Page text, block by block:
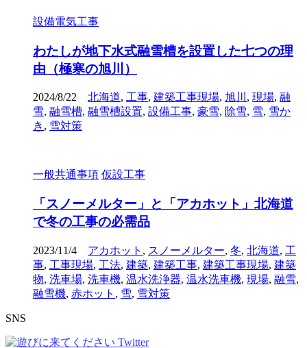
設備電気工事
わたしが地下水式融雪槽を設置した七つの理
由（極寒の旭川）
2024/8/22 北海道, 工事, 建築工事現場, 旭川 , 現場, 融
雪, 融雪槽, 融雪槽設置, 設備工事, 豪雪, 除雪, 雪, 雪か
き , 雪対策
一般共通事項 仮設工事
「スノーメルター」と「アカホット」北海道
で冬の工事の必需品
2023/11/4 アカホット , スノーメルター, 冬, 北海道, 工
事, 工事現場, 工法, 建築, 建築工事, 建築工事現場, 建築
物, 洗車場, 洗車機, 温水洗浄器, 温水洗車機, 現場, 融雪,
融雪機, 赤ホット , 雪, 雪対策
SNS